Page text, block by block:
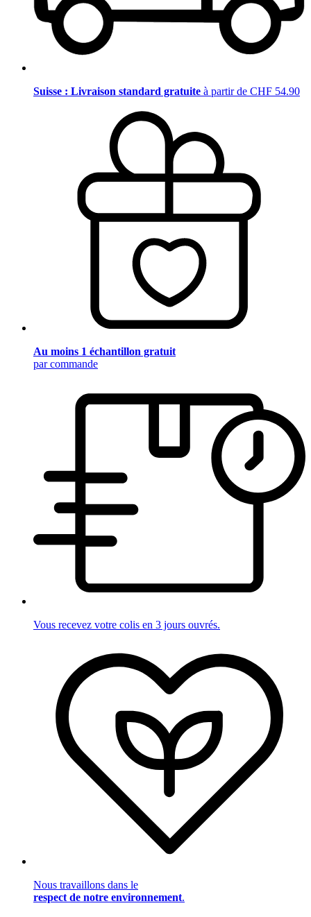
Suisse : Livraison standard gratuite à partir de CHF 54.90
Au moins 1 échantillon gratuit
par commande
Vous recevez votre colis en 3 jours ouvrés.
Nous travaillons dans le
respect de notre environnement.